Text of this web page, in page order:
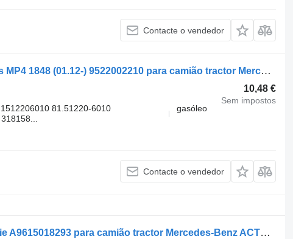
Contacte o vendedor
Mangueira Mercedes-Benz Actros MP4 1848 (01.12-) 9522002210 para camião tractor Mercedes-Benz Actros MP4 Antos Arocs (2012-)
10,48 €
Sem impostos
81.51220-6010
gasóleo
Contacte o vendedor
Mangueira Conducta servodirectie A9615018293 para camião tractor Mercedes-Benz ACTROS MP4